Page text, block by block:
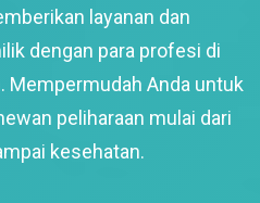
layanan dan
dengan para profesi di
Mempermudah Anda untuk
peliharaan mulai dari
kesehatan.